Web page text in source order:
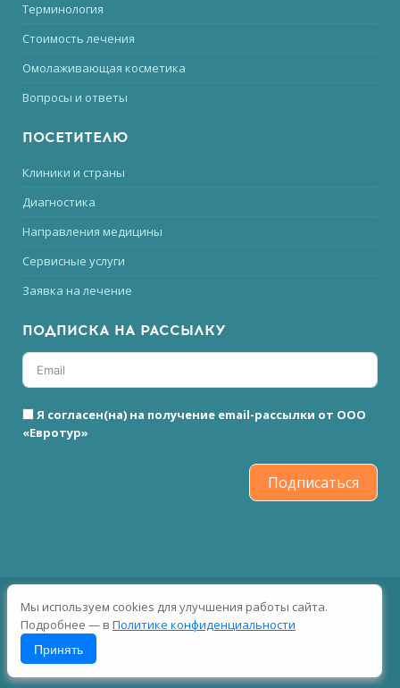
Терминология
Стоимость лечения
Омолаживающая косметика
Вопросы и ответы
ПОСЕТИТЕЛЮ
Клиники и страны
Диагностика
Направления медицины
Сервисные услуги
Заявка на лечение
ПОДПИСКА НА РАССЫЛКУ
Я согласен(на) на получение email-рассылки от ООО
«Евротур»
Подписаться
2026 © Все права защищены
Мы используем cookies для улучшения работы сайта.
Подробнее — в Политике конфиденциальности
Принять